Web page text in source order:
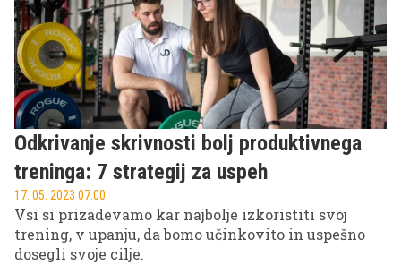
Odkrivanje skrivnosti bolj produktivnega
treninga: 7 strategij za uspeh
17. 05. 2023 07.00
Vsi si prizadevamo kar najbolje izkoristiti svoj
trening, v upanju, da bomo učinkovito in uspešno
dosegli svoje cilje.